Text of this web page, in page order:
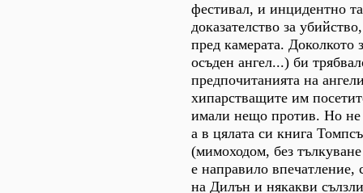
фестивал, и инцидентно
доказателство за
пред камерата. Доколкото
осъден ангел...) би
предпочитанията на
хипарстващите им
имали нещо против. Но не
а в цялата си книга
(мимоходом, без
е направило
на Дилън и някакви